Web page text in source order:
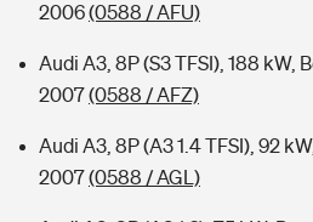
2006(0588 / AFU)
Audi A3, 8P (S3 TFSI), 188 kW,
2007(0588 / AFZ)
Audi A3, 8P (A3 1.4 TFSI), 92
2007(0588 / AGL)